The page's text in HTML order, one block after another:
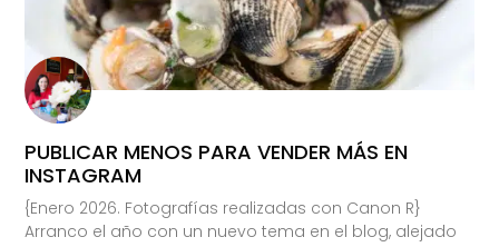
PUBLICAR MENOS PARA VENDER MÁS EN
INSTAGRAM
{Enero 2026. Fotografías realizadas con Canon R}
Arranco el año con un nuevo tema en el blog, alejado